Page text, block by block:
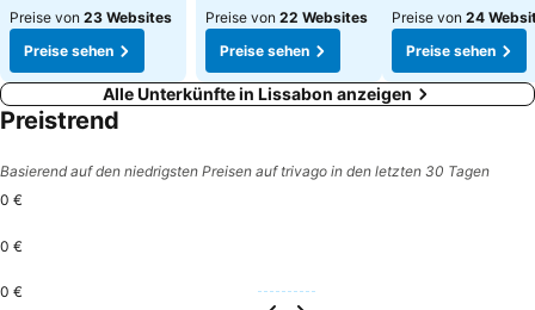
Preise von 23 Websites
Preise sehen
Preise von 22 Websites
Preise sehen
Preise von 24
Preise sehen
Alle Unterkünfte in Lissabon anzeigen
Preistrend
Basierend auf den niedrigsten Preisen auf trivago in den letzten 30 Tagen
0 €
0 €
0 €